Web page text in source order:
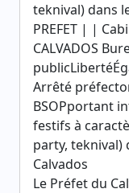
teknival) dans
PREFET | |
CALVADOS
Arrêté
BSOPportant
festifs à
party, teknival)
Calvados
Le Préfet du